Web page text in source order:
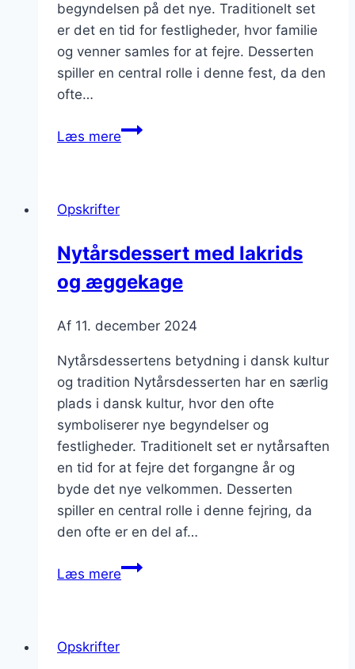
begyndelsen på det nye. Traditionelt set
er det en tid for festligheder, hvor familie
og venner samles for at fejre. Desserten
spiller en central rolle i denne fest, da den
ofte…
Læs mereNytårsdessert
Opskrifter
Nytårsdessert med lakrids
og æggekage
Af 11. december 2024
Nytårsdessertens betydning i dansk kultur
og tradition Nytårsdesserten har en særlig
plads i dansk kultur, hvor den ofte
symboliserer nye begyndelser og
festligheder. Traditionelt set er nytårsaften
en tid for at fejre det forgangne år og
byde det nye velkommen. Desserten
spiller en central rolle i denne fejring, da
den ofte er en del af…
Læs mereNytårsdessert
Opskrifter